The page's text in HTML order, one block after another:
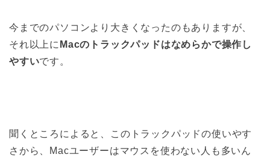
今までのパソコンより大きくなったのもありますが、
それ以上に Macのトラックパッドはなめらかで操作し
やすいです。
聞くところによると、このトラックパッドの使いやす
さから、Macユーザーはマウスを使わない人も多いん